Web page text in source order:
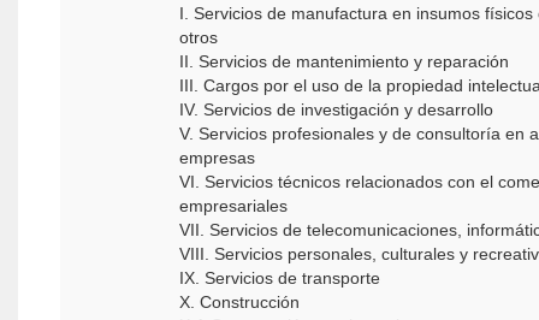
I. Servicios de manufactura en insumos
otros
II. Servicios de mantenimiento y reparación
III. Cargos por el uso de la propiedad
IV. Servicios de investigación y desarrollo
V. Servicios profesionales y de consultoría en
empresas
VI. Servicios técnicos relacionados con el
empresariales
VII. Servicios de telecomunicaciones,
VIII. Servicios personales, culturales y
IX. Servicios de transporte
X. Construcción